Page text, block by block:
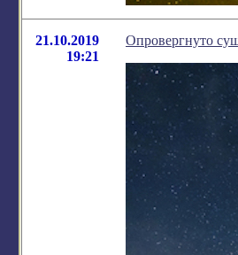
21.10.2019
19:21
Опровергнуто